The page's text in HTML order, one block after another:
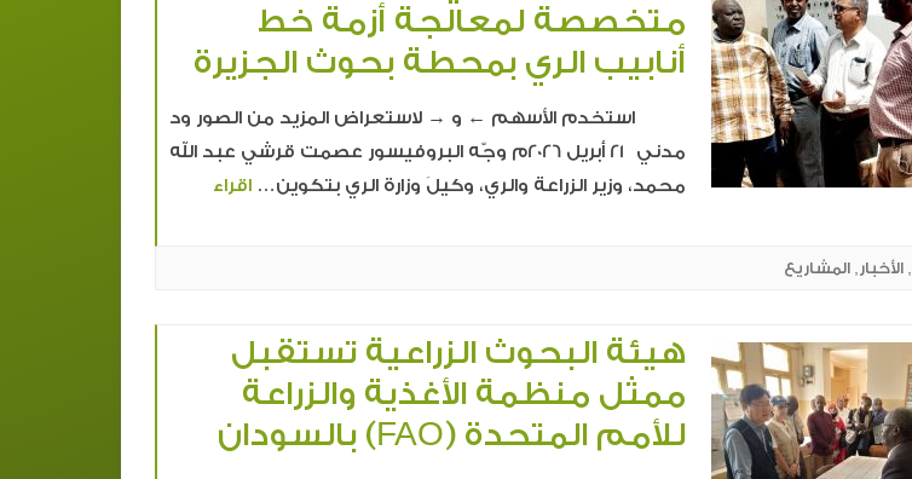
متخصصة لمعالجة أزمة خط
أنابيب الري بمحطة بحوث الجزيرة
استخدم الأسهم ← و → لاستعراض المزيد من الصور ود
مدني 21 أبريل 2026م وجّه البروفيسور عصمت قرشي عبد الله
محمد، وزير الزراعة والري، وكيلَ وزارة الري بتكوين…اقراء
,الأخبار ,المشاريع
هيئة البحوث الزراعية تستقبل
ممثل منظمة الأغذية والزراعة
للأمم المتحدة (FAO) بالسودان